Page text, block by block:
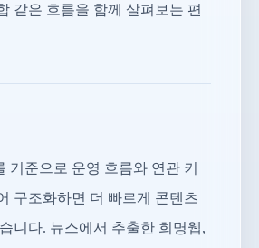
같은 흐름을 함께 살펴보는 편
기준으로 운영 흐름와 연관 키
구조화하면 더 빠르게 콘텐츠
니다. 뉴스에서 추출한 희명웹,